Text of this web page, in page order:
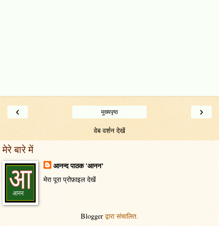
‹ ›
मुख्यपृष्ठ
वेब वर्शन देखें
मेरे बारे में
आनन्द पाठक 'आनन’
मेरा पूरा प्रोफ़ाइल देखें
Blogger द्वारा संचालित.